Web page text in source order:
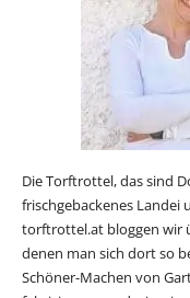
Die Torftrottel, das sind
frischgebackenes Landei
torftrottel.at bloggen wir
denen man sich dort so
Schöner-Machen von